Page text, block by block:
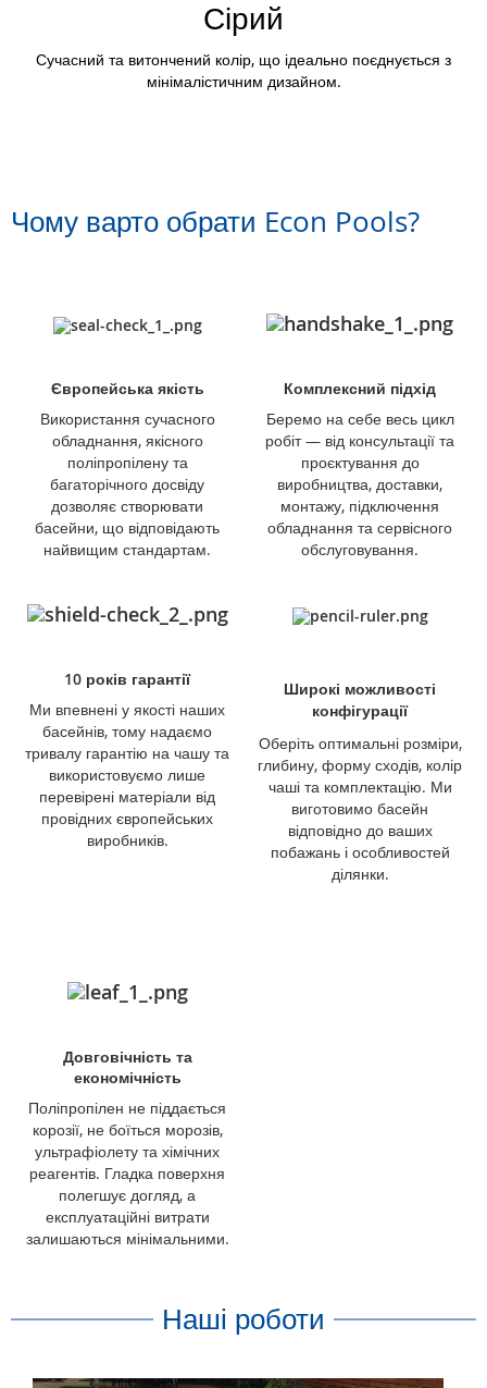
Сірий
Сучасний та витончений колір, що ідеально поєднується з
мінімалістичним дизайном.
Чому варто обрати Econ Pools?
Європейська якість
Використання сучасного
обладнання, якісного
поліпропілену та
багаторічного досвіду
дозволяє створювати
басейни, що відповідають
найвищим стандартам.
Комплексний підхід
Беремо на себе весь цикл
робіт — від консультації та
проєктування до
виробництва, доставки,
монтажу, підключення
обладнання та сервісного
обслуговування.
10 років гарантії
Ми впевнені у якості наших
басейнів, тому надаємо
тривалу гарантію на чашу та
використовуємо лише
перевірені матеріали від
провідних європейських
виробників.
Широкі можливості
конфігурації
Оберіть оптимальні розміри,
глибину, форму сходів, колір
чаші та комплектацію. Ми
виготовимо басейн
відповідно до ваших
побажань і особливостей
ділянки.
Довговічність та
економічність
Поліпропілен не піддається
корозії, не боїться морозів,
ультрафіолету та хімічних
реагентів. Гладка поверхня
полегшує догляд, а
експлуатаційні витрати
залишаються мінімальними.
Наші роботи